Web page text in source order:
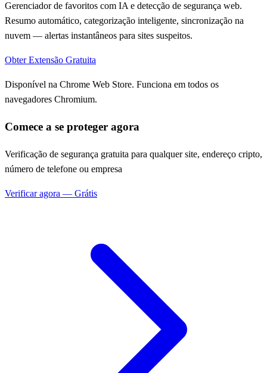
Gerenciador de favoritos com IA e detecção de segurança web.
Resumo automático, categorização inteligente, sincronização na
nuvem — alertas instantâneos para sites suspeitos.
Obter Extensão Gratuita
Disponível na Chrome Web Store. Funciona em todos os
navegadores Chromium.
Comece a se proteger agora
Verificação de segurança gratuita para qualquer site, endereço cripto,
número de telefone ou empresa
Verificar agora — Grátis